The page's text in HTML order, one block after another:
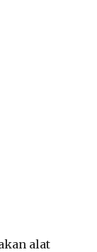
alat